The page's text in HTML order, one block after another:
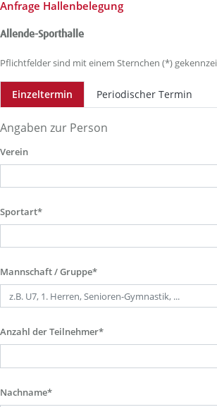
Anfrage Hallenbelegung
Allende-Sporthalle
Pflichtfelder sind mit einem Sternchen (*)
Einzeltermin Periodischer Termin
Angaben zur Person
Verein
Sportart*
Mannschaft / Gruppe*
Anzahl der Teilnehmer*
Nachname*